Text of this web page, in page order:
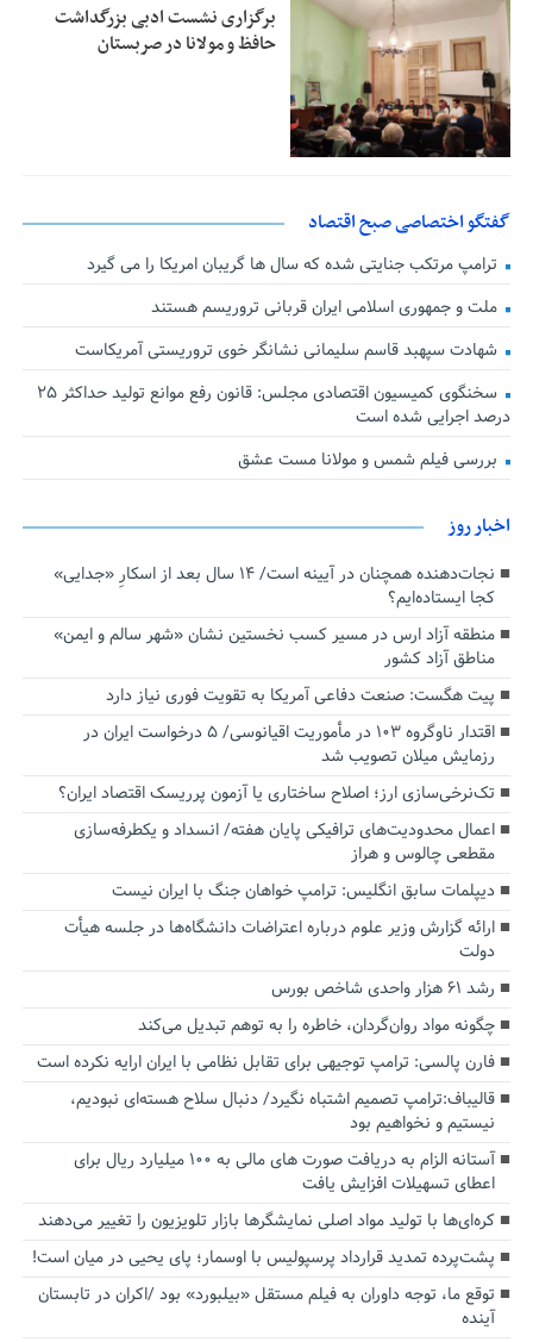
برگزاری نشست ادبی بزرگداشت
حافظ و مولانا در صربستان
گفتگو اختصاصی صبح اقتصاد
ترامپ مرتکب جنایتی شده که سال ها گریبان امریکا را می گیرد
ملت و جمهوری اسلامی ایران قربانی تروریسم هستند
شهادت سپهبد قاسم سلیمانی نشانگر خوی تروریستی آمریکاست
سخنگوی کمیسیون اقتصادی مجلس: قانون رفع موانع تولید حداکثر ۲۵
درصد اجرایی شده است
بررسی فیلم شمس و مولانا مست عشق
اخبار روز
نجات‌دهنده‌ همچنان در آیینه است/ ۱۴ سال بعد از اسکارِ «جدایی»
کجا ایستاده‌ایم؟
منطقه آزاد ارس در مسیر کسب نخستین نشان «شهر سالم و ایمن»
مناطق آزاد کشور
پیت هگست: صنعت دفاعی آمریکا به تقویت فوری نیاز دارد
اقتدار ناوگروه ۱۰۳ در مأموریت‌ اقیانوسی/ ۵ درخواست ایران در
رزمایش میلان تصویب شد
تک‌نرخی‌سازی ارز؛ اصلاح ساختاری یا آزمون پرریسک اقتصاد ایران؟
اعمال محدودیت‌های ترافیکی پایان هفته/ انسداد و یکطرفه‌سازی
مقطعی چالوس و هراز
دیپلمات سابق انگلیس:‌ ترامپ خواهان جنگ با ایران نیست
ارائه گزارش وزیر علوم درباره اعتراضات دانشگاه‌ها در جلسه هیأت
دولت
رشد ۶۱ هزار واحدی شاخص بورس
چگونه مواد روان‌گردان، خاطره را به توهم تبدیل می‌کند
فارن پالسی: ترامپ توجیهی برای تقابل نظامی با ایران ارایه نکرده است
قالیباف:ترامپ تصمیم اشتباه نگیرد/ دنبال سلاح هسته‌ای نبودیم،
نیستیم و نخواهیم بود
آستانه الزام به دریافت صورت های مالی به ۱۰۰ میلیارد ریال برای
اعطای تسهیلات افزایش یافت
کره‌ای‌ها با تولید مواد اصلی نمایشگرها بازار تلویزیون را تغییر می‌دهند
پشت‌پرده تمدید قرارداد پرسپولیس با اوسمار؛ پای یحیی در میان است!
توقع ما، توجه داوران به فیلم مستقل «بیلبورد» بود /اکران در تابستان
آینده